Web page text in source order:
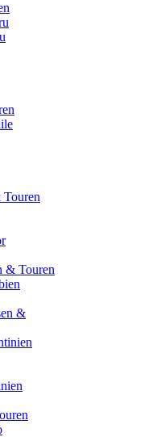
& Touren
&